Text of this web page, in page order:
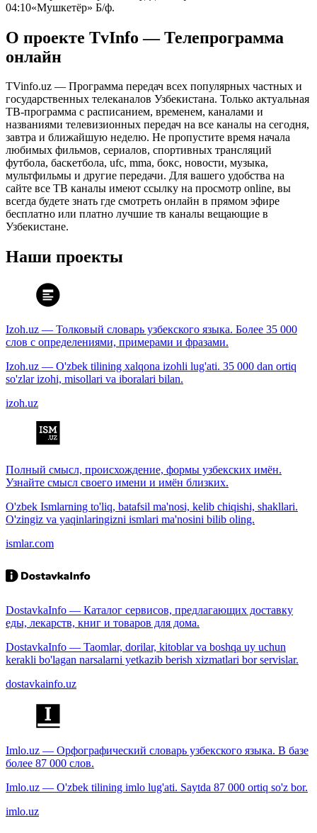
04:10«Мушкетёр» Б/ф.
О проекте TvInfo — Телепрограмма
онлайн
TVinfo.uz — Программа передач всех популярных частных и
государственных телеканалов Узбекистана. Только актуальная
ТВ-программа с расписанием, временем, каналами и
названиями телевизионных передач на все каналы на сегодня,
завтра и ближайшую неделю. Не пропустите время начала
любимых фильмов, сериалов, спортивных трансляций
футбола, баскетбола, ufc, mma, бокс, новости, музыка,
мультфильмы и другие передачи. Для вашего удобства на
сайте все ТВ каналы имеют ссылку на просмотр online, вы
всегда будете знать где смотреть онлайн в прямом эфире
бесплатно или платно лучшие тв каналы вещающие в
Узбекистане.
Наши проекты
Izoh.uz — Толковый словарь узбекского языка. Более 35 000
слов с определениями, примерами и фразами.
Izoh.uz — O'zbek tilining xalqona izohli lug'ati. 35 000 dan ortiq
so'zlar izohi, misollari va iboralari bilan.
izoh.uz
Полный смысл, происхождение, формы узбекских имён.
Узнайте смысл своего имени и имён близких.
O'zbek Ismlarning to'liq, batafsil ma'nosi, kelib chiqishi, shakllari.
O'zingiz va yaqinlaringizni ismlari ma'nosini bilib oling.
ismlar.com
DostavkaInfo — Каталог сервисов, предлагающих доставку
еды, лекарств, книг и товаров для дома.
DostavkaInfo — Taomlar, dorilar, kitoblar va boshqa uy uchun
kerakli bo'lagan narsalarni yetkazib berish xizmatlari bor servislar.
dostavkainfo.uz
Imlo.uz — Орфографический словарь узбекского языка. В базе
более 87 000 слов.
Imlo.uz — O'zbek tilining imlo lug'ati. Saytda 87 000 ortiq so'z bor.
imlo.uz